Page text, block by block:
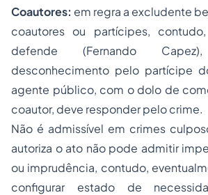
Coautores: em regra a excludente
coautores ou partícipes,
defende (Fernando
desconhecimento pelo partícipe
agente público, com o dolo de
coautor, deve responder pelo crime.
Não é admissível em crimes
autoriza o ato não pode admitir
ou imprudência, contudo,
configurar estado de